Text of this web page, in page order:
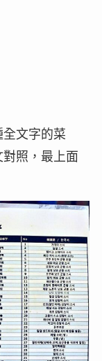
文字的菜
照，最上面